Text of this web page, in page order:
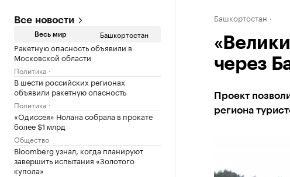
Все новости
Весь мир Башкортостан
Ракетную опасность объявили в
Московской области
Политика
В шести российских регионах
объявили ракетную опасность
Политика
«Одиссея» Нолана собрала в прокате
более $1 млрд
Общество
Bloomberg узнал, когда планируют
завершить испытания «Золотого
купола»
Башкортостан
через
Проект
региона